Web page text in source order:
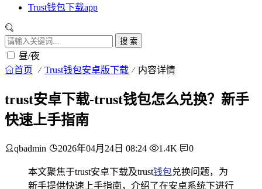
Trust钱包下载app
搜 索
昼/夜
首页 Trust钱包安卓版下载 内容详情
trust安卓下载-trust钱包怎么兑换？新手
快速上手指南
qbadmin 2026年04月24日 08:24 1.4K 0
本文聚焦于trust安卓下载及trust钱包兑换问题，为
新手提供快速上手指南，介绍了在安卓系统下进行